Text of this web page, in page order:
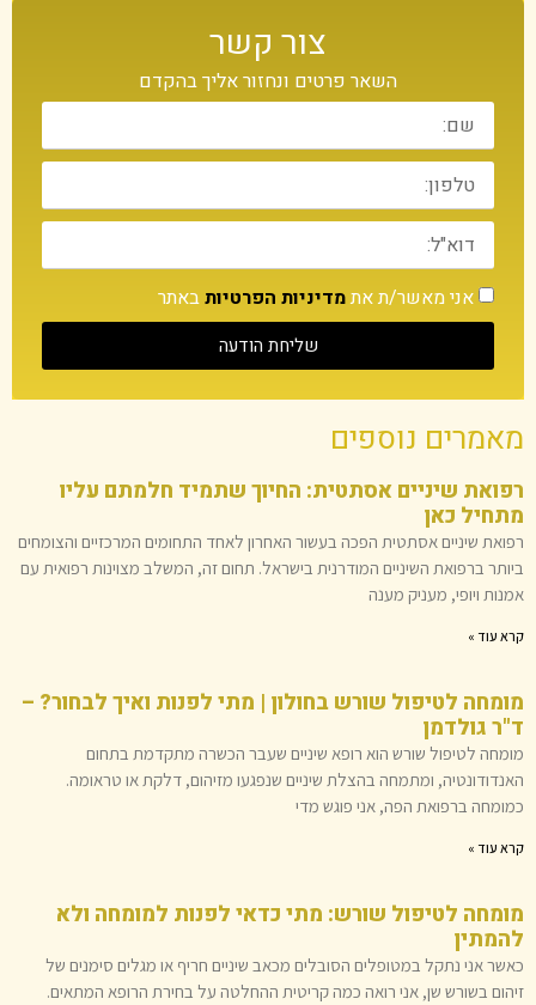
צור קשר
השאר פרטים ונחזור אליך בהקדם
אני מאשר/ת אתמדיניות הפרטיותבאתר
שליחת הודעה
מאמרים נוספים
רפואת שיניים אסתטית: החיוך שתמיד חלמתם עליו
מתחיל כאן
רפואת שיניים אסתטית הפכה בעשור האחרון לאחד התחומים המרכזיים והצומחים
ביותר ברפואת השיניים המודרנית בישראל. תחום זה, המשלב מצוינות רפואית עם
אמנות ויופי, מעניק מענה
קרא עוד »
מומחה לטיפול שורש בחולון | מתי לפנות ואיך לבחור? –
ד"ר גולדמן
מומחה לטיפול שורש הוא רופא שיניים שעבר הכשרה מתקדמת בתחום
האנדודונטיה, ומתמחה בהצלת שיניים שנפגעו מזיהום, דלקת או טראומה.
כמומחה ברפואת הפה, אני פוגש מדי
קרא עוד »
מומחה לטיפול שורש: מתי כדאי לפנות למומחה ולא
להמתין
כאשר אני נתקל במטופלים הסובלים מכאב שיניים חריף או מגלים סימנים של
זיהום בשורש שן, אני רואה כמה קריטית ההחלטה על בחירת הרופא המתאים.